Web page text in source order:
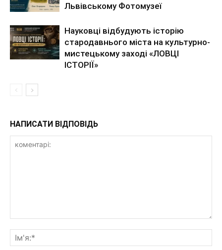
Львівському Фотомузеї
Науковці відбудують історію
стародавнього міста на культурно-
мистецькому заході «ЛОВЦІ
ІСТОРІЇ»
НАПИСАТИ ВІДПОВІДЬ